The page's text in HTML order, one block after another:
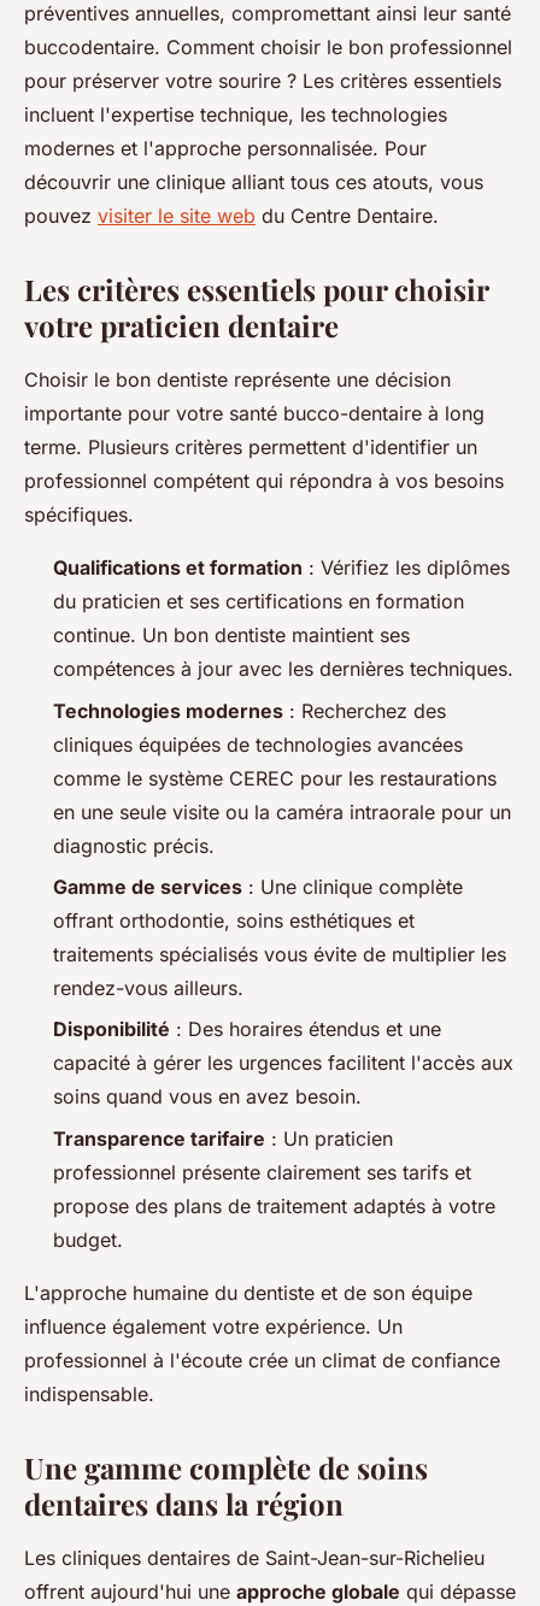
préventives annuelles, compromettant ainsi leur santé
buccodentaire. Comment choisir le bon professionnel
pour préserver votre sourire ? Les critères essentiels
incluent l'expertise technique, les technologies
modernes et l'approche personnalisée. Pour
découvrir une clinique alliant tous ces atouts, vous
pouvez visiter le site web du Centre Dentaire.
Les critères essentiels pour choisir
votre praticien dentaire
Choisir le bon dentiste représente une décision
importante pour votre santé bucco-dentaire à long
terme. Plusieurs critères permettent d'identifier un
professionnel compétent qui répondra à vos besoins
spécifiques.
Qualifications et formation : Vérifiez les diplômes
du praticien et ses certifications en formation
continue. Un bon dentiste maintient ses
compétences à jour avec les dernières techniques.
Technologies modernes : Recherchez des
cliniques équipées de technologies avancées
comme le système CEREC pour les restaurations
en une seule visite ou la caméra intraorale pour un
diagnostic précis.
Gamme de services : Une clinique complète
offrant orthodontie, soins esthétiques et
traitements spécialisés vous évite de multiplier les
rendez-vous ailleurs.
Disponibilité : Des horaires étendus et une
capacité à gérer les urgences facilitent l'accès aux
soins quand vous en avez besoin.
Transparence tarifaire : Un praticien
professionnel présente clairement ses tarifs et
propose des plans de traitement adaptés à votre
budget.
L'approche humaine du dentiste et de son équipe
influence également votre expérience. Un
professionnel à l'écoute crée un climat de confiance
indispensable.
Une gamme complète de soins
dentaires dans la région
Les cliniques dentaires de Saint-Jean-sur-Richelieu
offrent aujourd'hui une approche globale qui dépasse